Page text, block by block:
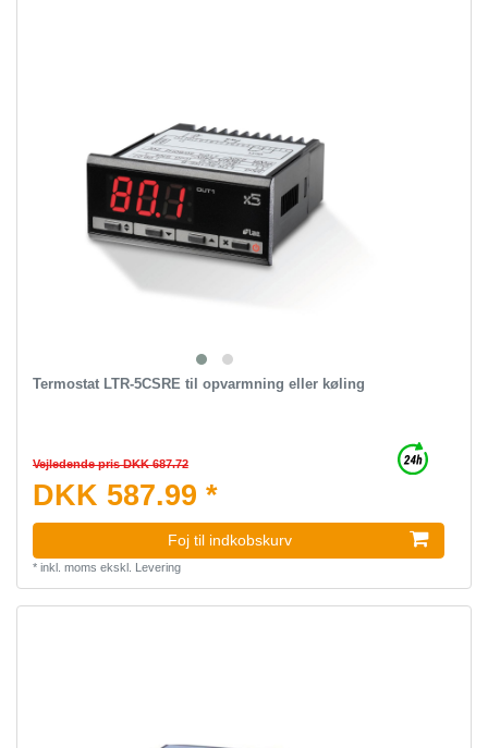
Termostat LTR-5CSRE til opvarmning eller køling
Vejledende pris DKK 687.72
DKK 587.99 *
Foj til indkobskurv
* inkl. moms ekskl. Levering